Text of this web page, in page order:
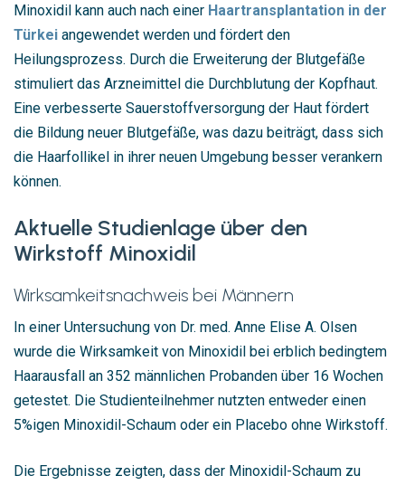
Minoxidil kann auch nach einer Haartransplantation in der
Türkei angewendet werden und fördert den
Heilungsprozess. Durch die Erweiterung der Blutgefäße
stimuliert das Arzneimittel die Durchblutung der Kopfhaut.
Eine verbesserte Sauerstoffversorgung der Haut fördert
die Bildung neuer Blutgefäße, was dazu beiträgt, dass sich
die Haarfollikel in ihrer neuen Umgebung besser verankern
können.
Aktuelle Studienlage über den
Wirkstoff Minoxidil
Wirksamkeitsnachweis bei Männern
In einer Untersuchung von Dr. med. Anne Elise A. Olsen
wurde die Wirksamkeit von Minoxidil bei erblich bedingtem
Haarausfall an 352 männlichen Probanden über 16 Wochen
getestet. Die Studienteilnehmer nutzten entweder einen
5%igen Minoxidil-Schaum oder ein Placebo ohne Wirkstoff.
Die Ergebnisse zeigten, dass der Minoxidil-Schaum zu